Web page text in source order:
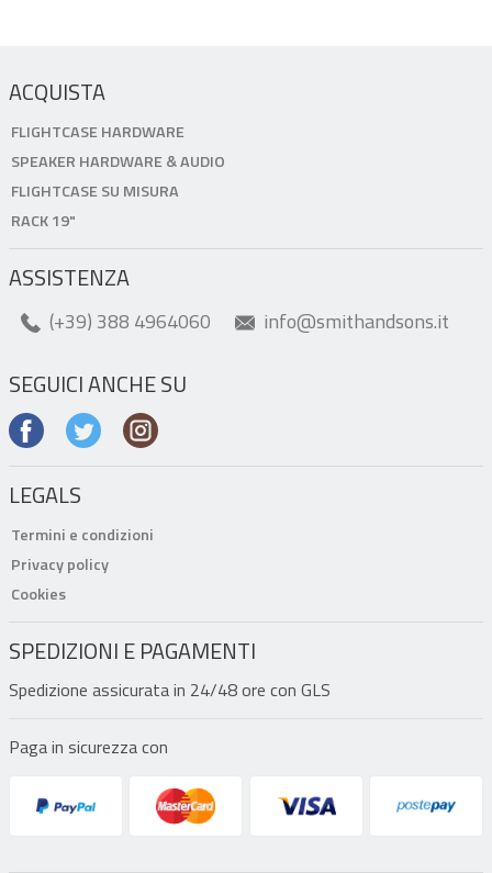
ACQUISTA
FLIGHTCASE HARDWARE
SPEAKER HARDWARE & AUDIO
FLIGHTCASE SU MISURA
RACK 19"
ASSISTENZA
(+39) 388 4964060 info@smithandsons.it
SEGUICI ANCHE SU
LEGALS
Termini e condizioni
Privacy policy
Cookies
SPEDIZIONI E PAGAMENTI
Spedizione assicurata in 24/48 ore con GLS
Paga in sicurezza con